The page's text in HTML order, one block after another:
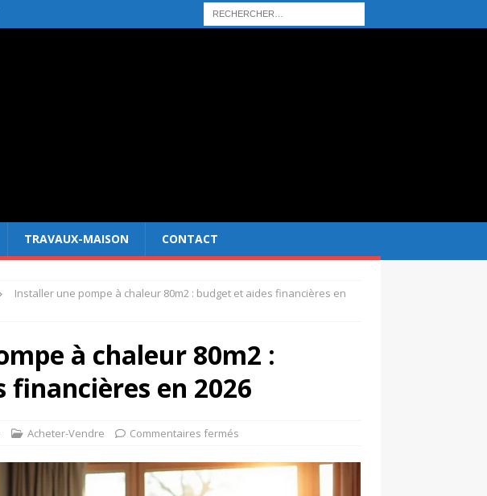
TRAVAUX-MAISON CONTACT
Installer une pompe à chaleur 80m2 : budget et aides financières en
à chaleur 80m2 :
financières en 2026
Acheter-Vendre Commentaires fermés